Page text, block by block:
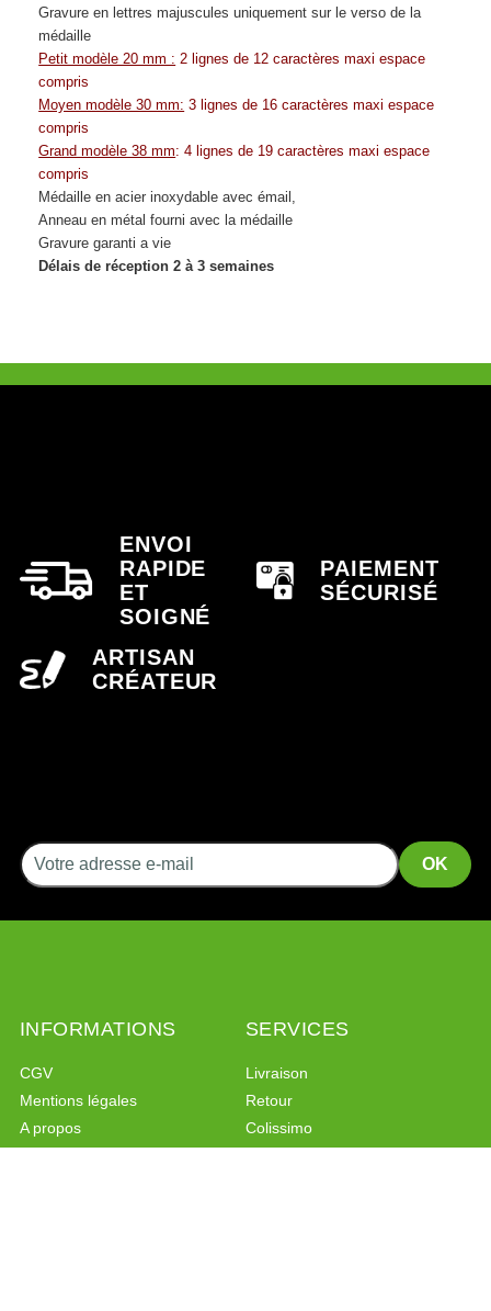
Gravure en lettres majuscules uniquement sur le verso de la
médaille
Petit modèle 20 mm : 2 lignes de 12 caractères maxi espace
compris
Moyen modèle 30 mm: 3 lignes de 16 caractères maxi espace
compris
Grand modèle 38 mm: 4 lignes de 19 caractères maxi espace
compris
Médaille en acier inoxydable avec émail,
Anneau en métal fourni avec la médaille
Gravure garanti a vie
Délais de réception 2 à 3 semaines
ENVOI
RAPIDE
ET
SOIGNÉ
PAIEMENT
SÉCURISÉ
ARTISAN
CRÉATEUR
INFORMATIONS
CGV
Mentions légales
A propos
SERVICES
Livraison
Retour
Colissimo